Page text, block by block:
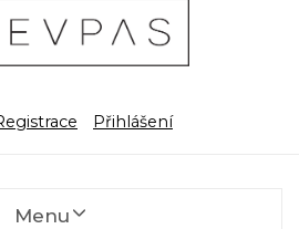
Přihlášení
Menu